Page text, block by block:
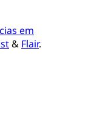
em
& Flair.